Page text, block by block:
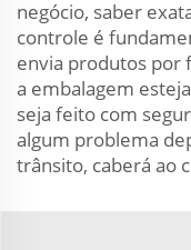
negócio, saber
controle é
envia produtos por
a embalagem
seja feito com
algum problema
trânsito, caberá ao